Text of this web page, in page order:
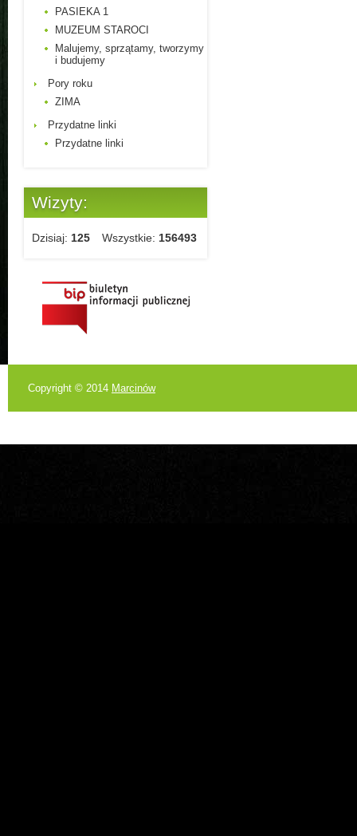
PASIEKA 1
MUZEUM STAROCI
Malujemy, sprzątamy, tworzymy
i budujemy
Pory roku
ZIMA
Przydatne linki
Przydatne linki
Wizyty:
Dzisiaj: 125 Wszystkie: 156493
Copyright © 2014 Marcinów